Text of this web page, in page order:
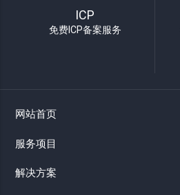
ICP
免费ICP备案服务
网站首页
服务项目
解决方案